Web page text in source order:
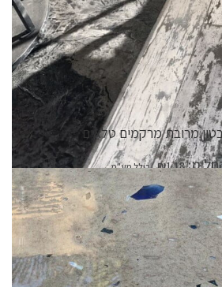
מרובת מרקמים טלאים
מ:
₪1.18